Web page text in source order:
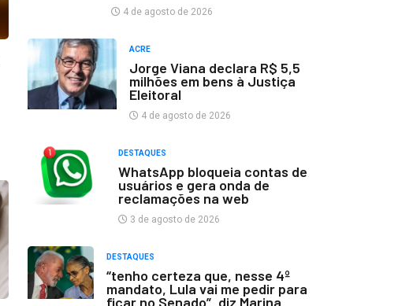
4 de agosto de 2026
ACRE
Jorge Viana declara R$ 5,5
milhões em bens à Justiça
Eleitoral
4 de agosto de 2026
DESTAQUES
WhatsApp bloqueia contas de
usuários e gera onda de
reclamações na web
3 de agosto de 2026
DESTAQUES
“tenho certeza que, nesse 4º
mandato, Lula vai me pedir para
ficar no Senado”, diz Marina